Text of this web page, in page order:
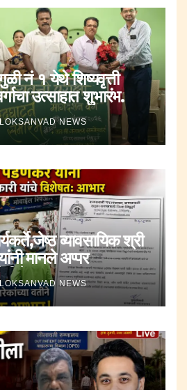
नं १ येथे शिष्यवृत्ती
उत्साहात शुभारंभ.
NEWS
व्यावसायिक श्री
मानले अप्पर
विषेशतः आभार.
NEWS